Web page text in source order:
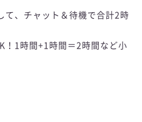
て、チャット＆待機で合計2時
！1時間+1時間＝2時間など小